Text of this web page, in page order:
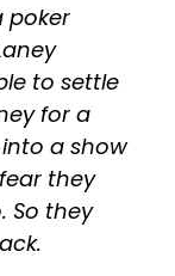
poker
to settle
for a
a show
they
So they